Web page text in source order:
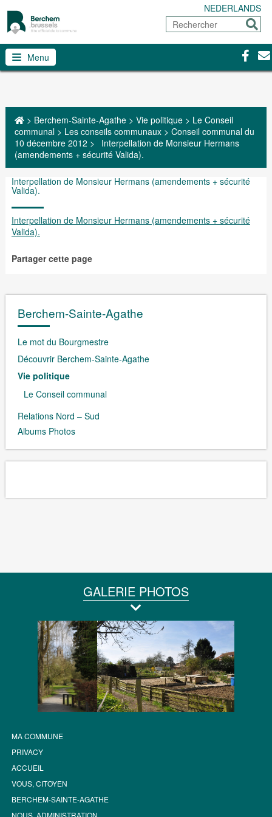
NEDERLANDS
Rechercher
Menu
> Berchem-Sainte-Agathe> Vie politique> Le Conseil
communal> Les conseils communaux> Conseil communal du
10 décembre 2012 >
Interpellation de Monsieur Hermans
(amendements + sécurité Valida).
Interpellation de Monsieur Hermans (amendements + sécurité
Valida).
Interpellation de Monsieur Hermans (amendements + sécurité
Valida).
Partager cette page
Berchem-Sainte-Agathe
Le mot du Bourgmestre
Découvrir Berchem-Sainte-Agathe
Vie politique
Le Conseil communal
Relations Nord – Sud
Albums Photos
GALERIE PHOTOS
MA COMMUNE
PRIVACY
ACCUEIL
VOUS, CITOYEN
BERCHEM-SAINTE-AGATHE
NOUS, ADMINISTRATION